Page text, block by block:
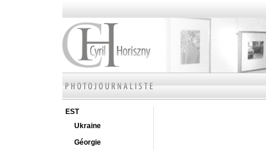
EST
Ukraine
Géorgie